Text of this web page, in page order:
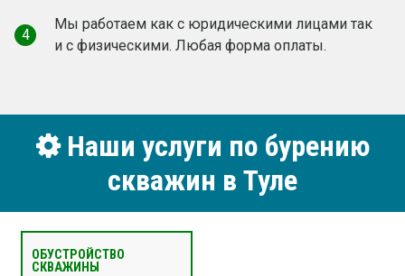
4
Мы работаем как c юридическими лицами так
и с физическими. Любая форма оплаты.
Наши услуги по бурению
скважин в Туле
ОБУСТРОЙСТВО
СКВАЖИНЫ